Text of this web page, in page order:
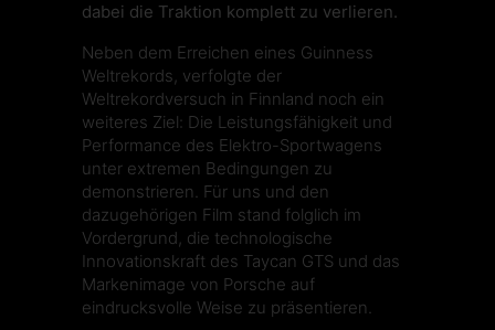
dabei die Traktion komplett zu verlieren.
Neben dem Erreichen eines Guinness
Weltrekords, verfolgte der
Weltrekordversuch in Finnland noch ein
weiteres Ziel: Die Leistungsfähigkeit und
Performance des Elektro-Sportwagens
unter extremen Bedingungen zu
demonstrieren. Für uns und den
dazugehörigen Film stand folglich im
Vordergrund, die technologische
Innovationskraft des Taycan GTS und das
Markenimage von Porsche auf
eindrucksvolle Weise zu präsentieren.